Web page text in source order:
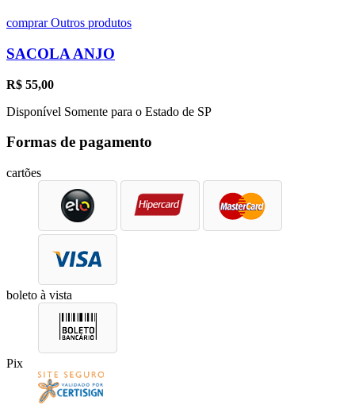
comprarOutros produtos
SACOLA ANJO
R$ 55,00
Disponível Somente para o Estado de SP
Formas de pagamento
cartões
boleto à vista
Pix